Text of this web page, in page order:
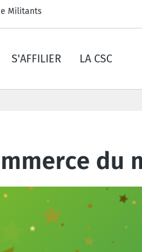
Militants
S'AFFILIER LA CSC
du